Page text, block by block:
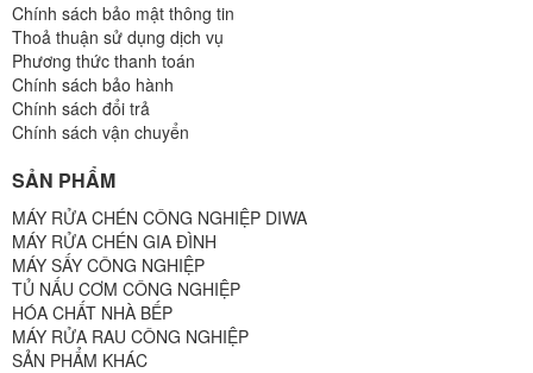
Chính sách bảo mật thông tin
Thoả thuận sử dụng dịch vụ
Phương thức thanh toán
Chính sách bảo hành
Chính sách đổi trả
Chính sách vận chuyển
SẢN PHẨM
MÁY RỬA CHÉN CÔNG NGHIỆP DIWA
MÁY RỬA CHÉN GIA ĐÌNH
MÁY SẤY CÔNG NGHIỆP
TỦ NẤU CƠM CÔNG NGHIỆP
HÓA CHẤT NHÀ BẾP
MÁY RỬA RAU CÔNG NGHIỆP
SẢN PHẨM KHÁC